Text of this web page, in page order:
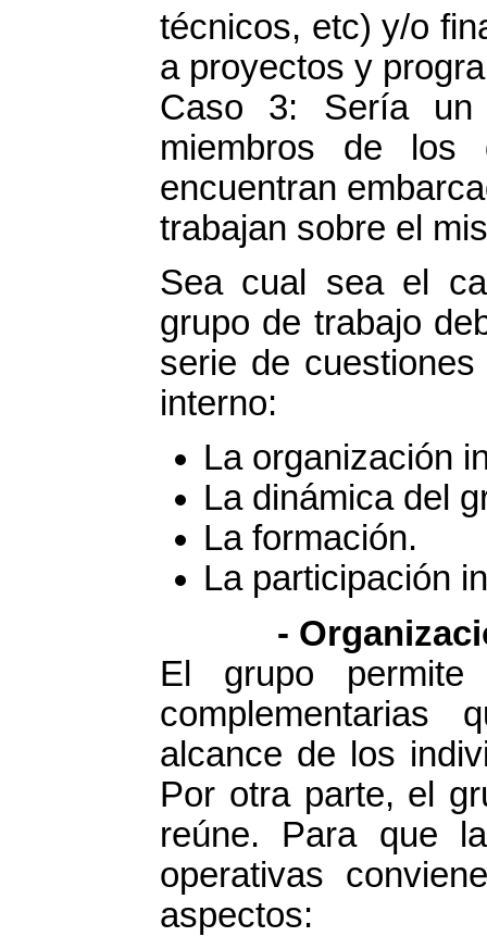
técnicos, etc) y/o
a proyectos y
Caso 3: Sería
miembros de los
encuentran
trabajan sobre el
Sea cual sea el
grupo de trabajo
serie de
interno:
La organización
La dinámica del
La formación.
La participación
-
El grupo
alcance de los
Por otra parte, el
reúne. Para que
operativas
aspectos: